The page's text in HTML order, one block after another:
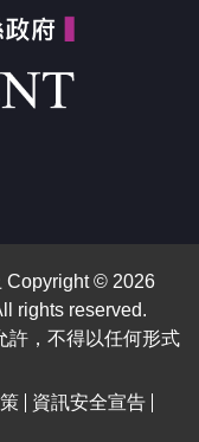
Copyright © 2026
rights reserved.
許，不得以任何形式
資訊安全宣告